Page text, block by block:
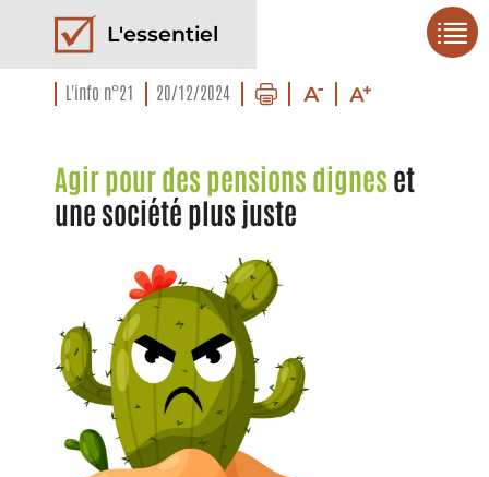
L'essentiel
L'info n°21 20/12/2024
Agir pour des pensions digneset
une société plus juste